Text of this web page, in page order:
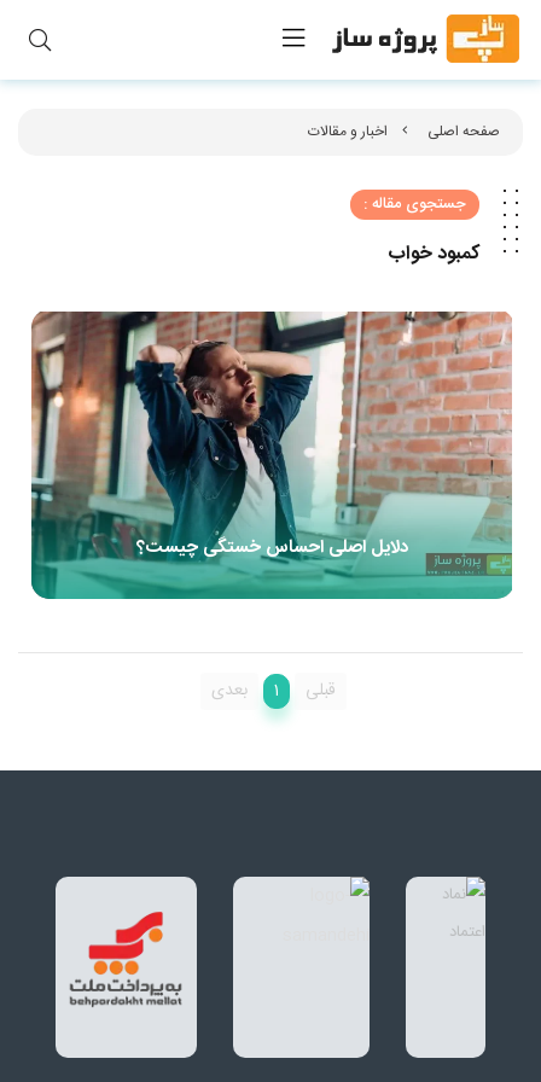
صفحه اصلی اخبار و مقالات
جستجوی مقاله :
کمبود خواب
دلایل اصلی احساس خستگی چیست؟
1